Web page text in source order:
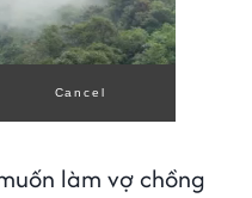
Cancel
làm vợ chồng